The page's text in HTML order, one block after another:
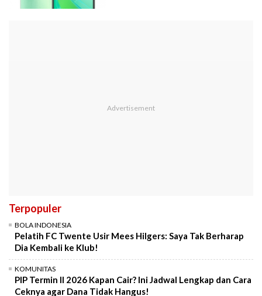
Terpopuler
BOLA INDONESIA
Pelatih FC Twente Usir Mees Hilgers: Saya Tak Berharap
Dia Kembali ke Klub!
KOMUNITAS
PIP Termin II 2026 Kapan Cair? Ini Jadwal Lengkap dan Cara
Ceknya agar Dana Tidak Hangus!